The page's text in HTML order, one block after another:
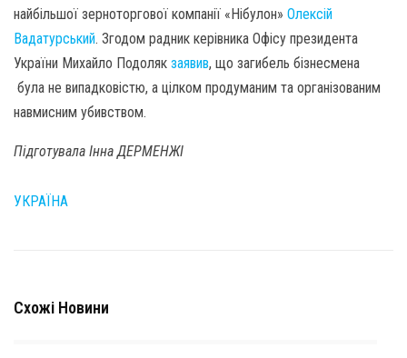
найбільшої зерноторгової компанії «Нібулон» Олексій
Вадатурський. Згодом радник керівника Офісу президента
України Михайло Подоляк заявив, що загибель бізнесмена
була не випадковістю, а цілком продуманим та організованим
навмисним убивством.
Підготувала Інна ДЕРМЕНЖІ
УКРАЇНА
Схожі Новини